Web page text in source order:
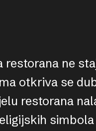
restorana ne
otkriva se
restorana